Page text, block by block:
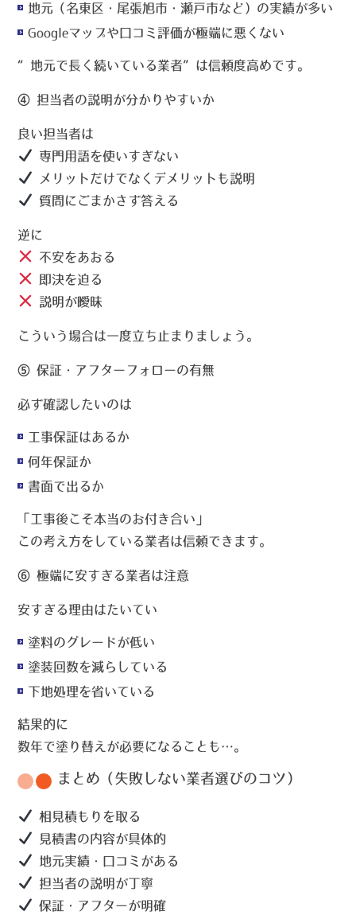
地元（名東区・尾張旭市・瀬戸市など）の実績が多い
Googleマップや口コミ評価が極端に悪くない
“地元で長く続いている業者”は信頼度高めです。
④ 担当者の説明が分かりやすいか
良い担当者は
専門用語を使いすぎない
メリットだけでなくデメリットも説明
質問にごまかさず答える
逆に
不安をあおる
即決を迫る
説明が曖昧
こういう場合は一度立ち止まりましょう。
⑤ 保証・アフターフォローの有無
必ず確認したいのは
工事保証はあるか
何年保証か
書面で出るか
「工事後こそ本当のお付き合い」
この考え方をしている業者は信頼できます。
⑥ 極端に安すぎる業者は注意
安すぎる理由はたいてい
塗料のグレードが低い
塗装回数を減らしている
下地処理を省いている
結果的に
数年で塗り替えが必要になることも…。
まとめ（失敗しない業者選びのコツ）
相見積もりを取る
見積書の内容が具体的
地元実績・口コミがある
担当者の説明が丁寧
保証・アフターが明確